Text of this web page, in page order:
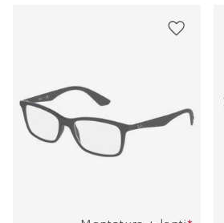
Lunghezza dell'asta: